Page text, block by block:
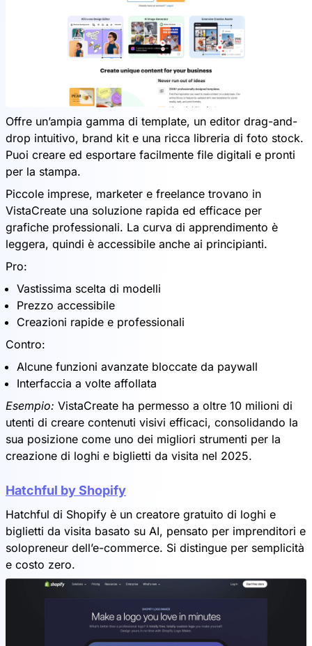
Offre un’ampia gamma di template, un editor drag-and-
drop intuitivo, brand kit e una ricca libreria di foto stock.
Puoi creare ed esportare facilmente file digitali e pronti
per la stampa.
Piccole imprese, marketer e freelance trovano in
VistaCreate una soluzione rapida ed efficace per
grafiche professionali. La curva di apprendimento è
leggera, quindi è accessibile anche ai principianti.
Pro:
Vastissima scelta di modelli
Prezzo accessibile
Creazioni rapide e professionali
Contro:
Alcune funzioni avanzate bloccate da paywall
Interfaccia a volte affollata
Esempio: VistaCreate ha permesso a oltre 10 milioni di
utenti di creare contenuti visivi efficaci, consolidando la
sua posizione come uno dei migliori strumenti per la
creazione di loghi e biglietti da visita nel 2025.
Hatchful by Shopify
Hatchful di Shopify è un creatore gratuito di loghi e
biglietti da visita basato su AI, pensato per imprenditori e
solopreneur dell’e-commerce. Si distingue per semplicità
e costo zero.